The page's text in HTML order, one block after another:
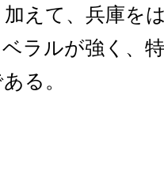
えて、兵庫を
ラルが強く、
る。